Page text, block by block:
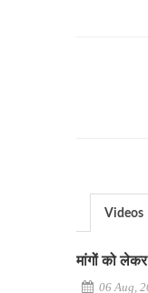
Videos
मांगों को
06 Aug,